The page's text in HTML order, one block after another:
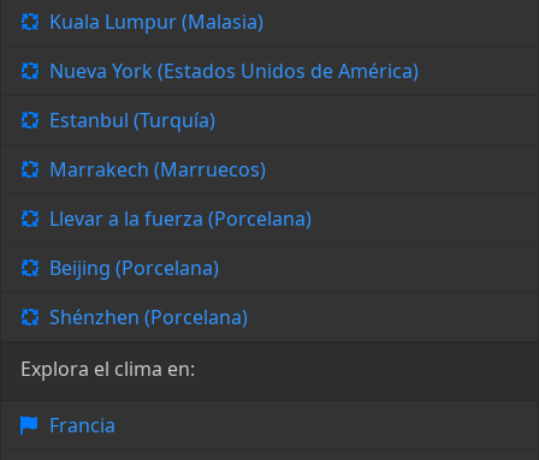
Kuala Lumpur (Malasia)
Nueva York (Estados Unidos de América)
Estanbul (Turquía)
Marrakech (Marruecos)
Llevar a la fuerza (Porcelana)
Beijing (Porcelana)
Shénzhen (Porcelana)
Explora el clima en:
Francia